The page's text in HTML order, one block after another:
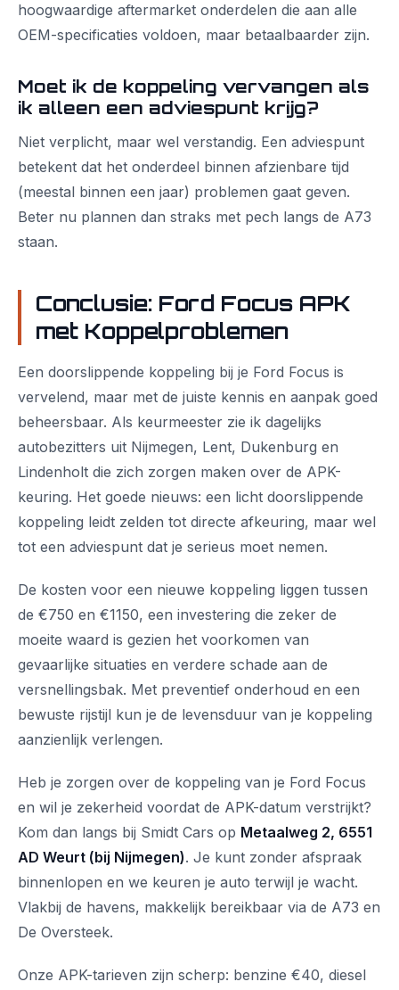
hoogwaardige aftermarket onderdelen die aan alle
OEM-specificaties voldoen, maar betaalbaarder zijn.
Moet ik de koppeling vervangen als
ik alleen een adviespunt krijg?
Niet verplicht, maar wel verstandig. Een adviespunt
betekent dat het onderdeel binnen afzienbare tijd
(meestal binnen een jaar) problemen gaat geven.
Beter nu plannen dan straks met pech langs de A73
staan.
Conclusie: Ford Focus APK
met Koppelproblemen
Een doorslippende koppeling bij je Ford Focus is
vervelend, maar met de juiste kennis en aanpak goed
beheersbaar. Als keurmeester zie ik dagelijks
autobezitters uit Nijmegen, Lent, Dukenburg en
Lindenholt die zich zorgen maken over de APK-
keuring. Het goede nieuws: een licht doorslippende
koppeling leidt zelden tot directe afkeuring, maar wel
tot een adviespunt dat je serieus moet nemen.
De kosten voor een nieuwe koppeling liggen tussen
de €750 en €1150, een investering die zeker de
moeite waard is gezien het voorkomen van
gevaarlijke situaties en verdere schade aan de
versnellingsbak. Met preventief onderhoud en een
bewuste rijstijl kun je de levensduur van je koppeling
aanzienlijk verlengen.
Heb je zorgen over de koppeling van je Ford Focus
en wil je zekerheid voordat de APK-datum verstrijkt?
Kom dan langs bij Smidt Cars op Metaalweg 2, 6551
AD Weurt (bij Nijmegen). Je kunt zonder afspraak
binnenlopen en we keuren je auto terwijl je wacht.
Vlakbij de havens, makkelijk bereikbaar via de A73 en
De Oversteek.
Onze APK-tarieven zijn scherp: benzine €40, diesel